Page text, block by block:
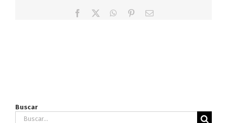
Facebook WhatsApp
PinterestCorreo
Buscar
Buscar: